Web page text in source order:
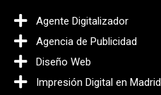
Agente Digitalizador
Agencia de Publicidad
Diseño Web
Impresión Digital en Madrid